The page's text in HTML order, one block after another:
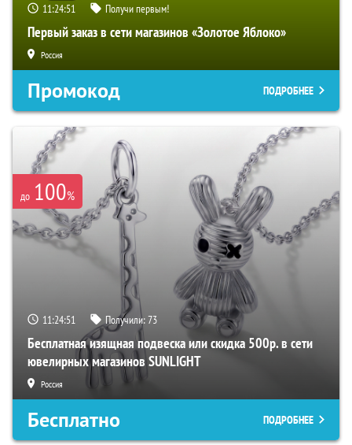
11:24:50 Получи первым!
Первый заказ в сети магазинов «Золотое Яблоко»
Россия
Промокод ПОДРОБНЕЕ
до 100%
11:24:50 Получили:73
Бесплатная изящная подвеска или скидка 500р. в сети
ювелирных магазинов SUNLIGHT
Россия
Бесплатно ПОДРОБНЕЕ